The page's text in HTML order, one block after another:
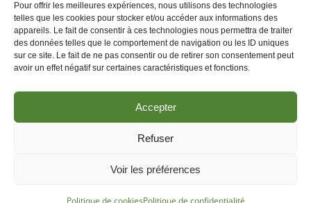
Pour offrir les meilleures expériences, nous utilisons des technologies
telles que les cookies pour stocker et/ou accéder aux informations des
appareils. Le fait de consentir à ces technologies nous permettra de traiter
des données telles que le comportement de navigation ou les ID uniques
sur ce site. Le fait de ne pas consentir ou de retirer son consentement peut
avoir un effet négatif sur certaines caractéristiques et fonctions.
Accepter
Refuser
Voir les préférences
Politique de cookiesPolitique de confidentialité
Boucles d'oreilles
Pendentifs
Contactez-nous
© 2025 Créer en collaboration avecLes Associés du